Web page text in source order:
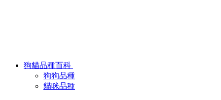
狗貓品種百科
狗狗品種
貓咪品種